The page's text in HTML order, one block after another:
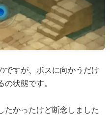
ですが、ボスに向かうだけ
状態です。
たかったけど断念しました